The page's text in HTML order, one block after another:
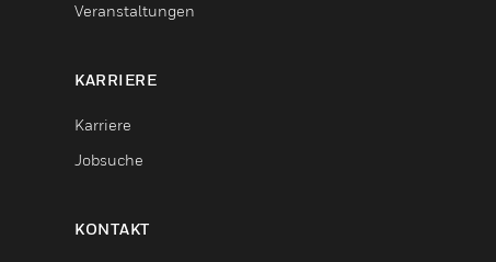
Veranstaltungen
KARRIERE
Karriere
Jobsuche
KONTAKT